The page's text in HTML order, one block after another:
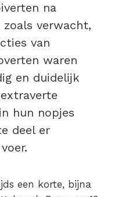
na
verwacht,
van
waren
en duidelijk
hun nopjes
deel er
een korte, bijna